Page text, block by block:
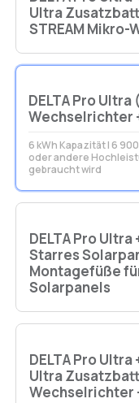
Ultra
STREAM
DELTA Pro Ultra
Wechselrichter
6 kWh Kapazität | 6
oder andere
gebraucht wird
DELTA Pro Ultra
Starres
Montagefüße
Solarpanels
DELTA Pro Ultra
Ultra
Wechselrichter